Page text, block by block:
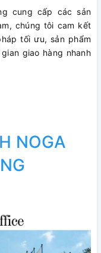
cung cấp các sản
chúng tôi cam kết
tối ưu, sản phẩm
giao hàng nhanh
NOGA